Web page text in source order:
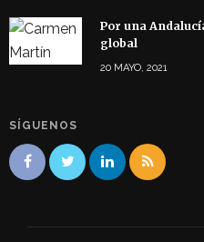
Por una
global
20 MAYO, 2021
SÍGUENOS